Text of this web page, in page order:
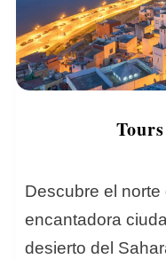
Descubre el
encantadora
desierto del